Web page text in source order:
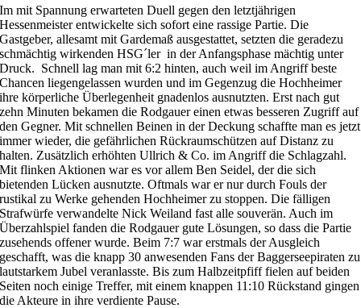
Im mit Spannung erwarteten Duell gegen den letztjährigen
Hessenmeister entwickelte sich sofort eine rassige Partie. Die
Gastgeber, allesamt mit Gardemaß ausgestattet, setzten die geradezu
schmächtig wirkenden HSG´ler in der Anfangsphase mächtig unter
Druck. Schnell lag man mit 6:2 hinten, auch weil im Angriff beste
Chancen liegengelassen wurden und im Gegenzug die Hochheimer
ihre körperliche Überlegenheit gnadenlos ausnutzten. Erst nach gut
zehn Minuten bekamen die Rodgauer einen etwas besseren Zugriff auf
den Gegner. Mit schnellen Beinen in der Deckung schaffte man es jetzt
immer wieder, die gefährlichen Rückraumschützen auf Distanz zu
halten. Zusätzlich erhöhten Ullrich & Co. im Angriff die Schlagzahl.
Mit flinken Aktionen war es vor allem Ben Seidel, der die sich
bietenden Lücken ausnutzte. Oftmals war er nur durch Fouls der
rustikal zu Werke gehenden Hochheimer zu stoppen. Die fälligen
Strafwürfe verwandelte Nick Weiland fast alle souverän. Auch im
Überzahlspiel fanden die Rodgauer gute Lösungen, so dass die Partie
zusehends offener wurde. Beim 7:7 war erstmals der Ausgleich
geschafft, was die knapp 30 anwesenden Fans der Baggerseepiraten zu
lautstarkem Jubel veranlasste. Bis zum Halbzeitpfiff fielen auf beiden
Seiten noch einige Treffer, mit einem knappen 11:10 Rückstand gingen
die Akteure in ihre verdiente Pause.